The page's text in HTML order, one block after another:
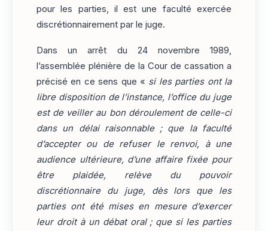
pour les parties, il est une faculté exercée
discrétionnairement par le juge.
Dans un arrêt du 24 novembre 1989,
l’assemblée plénière de la Cour de cassation a
précisé en ce sens que « si les parties ont la
libre disposition de l’instance, l’office du juge
est de veiller au bon déroulement de celle-ci
dans un délai raisonnable ; que la faculté
d’accepter ou de refuser le renvoi, à une
audience ultérieure, d’une affaire fixée pour
être plaidée, relève du pouvoir
discrétionnaire du juge, dès lors que les
parties ont été mises en mesure d’exercer
leur droit à un débat oral ; que si les parties